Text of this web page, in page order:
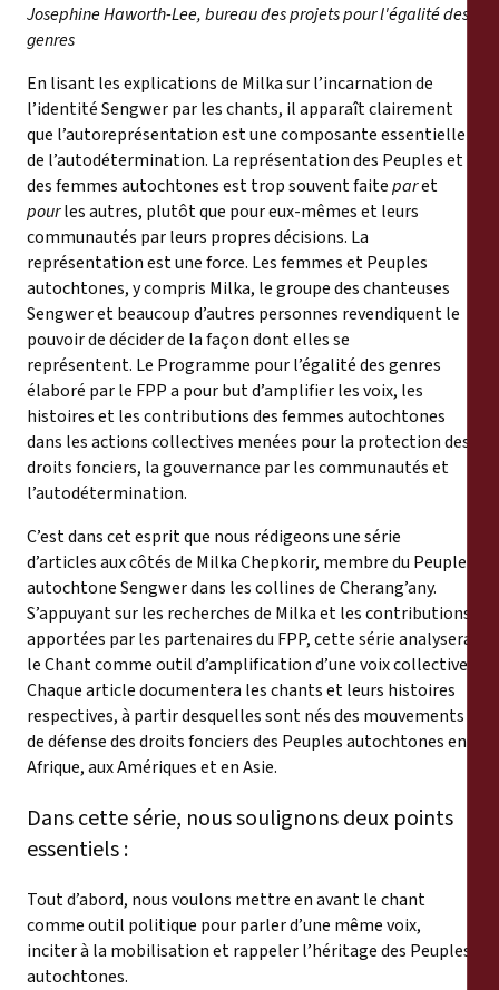
Josephine Haworth-Lee, bureau des projets pour l'égalité des
genres
En lisant les explications de Milka sur l’incarnation de
l’identité Sengwer par les chants, il apparaît clairement
que l’autoreprésentation est une composante essentielle
de l’autodétermination. La représentation des Peuples et
des femmes autochtones est trop souvent faiteparet
pourles autres, plutôt que pour eux-mêmes et leurs
communautés par leurs propres décisions. La
représentation est une force. Les femmes et Peuples
autochtones, y compris Milka, le groupe des chanteuses
Sengwer et beaucoup d’autres personnes revendiquent le
pouvoir de décider de la façon dont elles se
représentent. Le Programme pour l’égalité des genres
élaboré par le FPP a pour but d’amplifier les voix, les
histoires et les contributions des femmes autochtones
dans les actions collectives menées pour la protection des
droits fonciers, la gouvernance par les communautés et
l’autodétermination.
C’est dans cet esprit que nous rédigeons une série
d’articles aux côtés de Milka Chepkorir, membre du Peuple
autochtone Sengwer dans les collines de Cherang’any.
S’appuyant sur les recherches de Milka et les contributions
apportées par les partenaires du FPP, cette série analysera
le Chant comme outil d’amplification d’une voix collective.
Chaque article documentera les chants et leurs histoires
respectives, à partir desquelles sont nés des mouvements
de défense des droits fonciers des Peuples autochtones en
Afrique, aux Amériques et en Asie.
Dans cette série, nous soulignons deux points
essentiels :
Tout d’abord, nous voulons mettre en avant le chant
comme outil politique pour parler d’une même voix,
inciter à la mobilisation et rappeler l’héritage des Peuples
autochtones.